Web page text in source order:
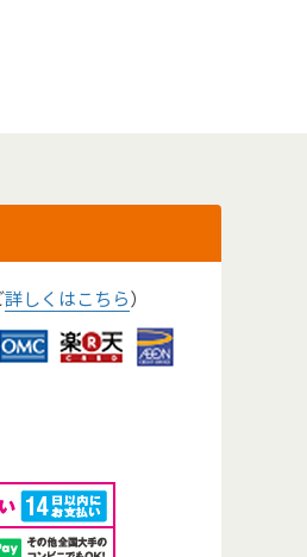
詳しくはこちら）